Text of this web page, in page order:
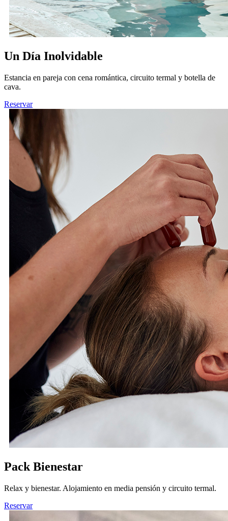
Un Día Inolvidable
Estancia en pareja con cena romántica, circuito termal y botella de
cava.
Reservar
Pack Bienestar
Relax y bienestar. Alojamiento en media pensión y circuito termal.
Reservar